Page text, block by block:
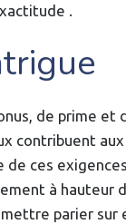
.
de prime et
contribuent
de ces
à hauteur
parier sur